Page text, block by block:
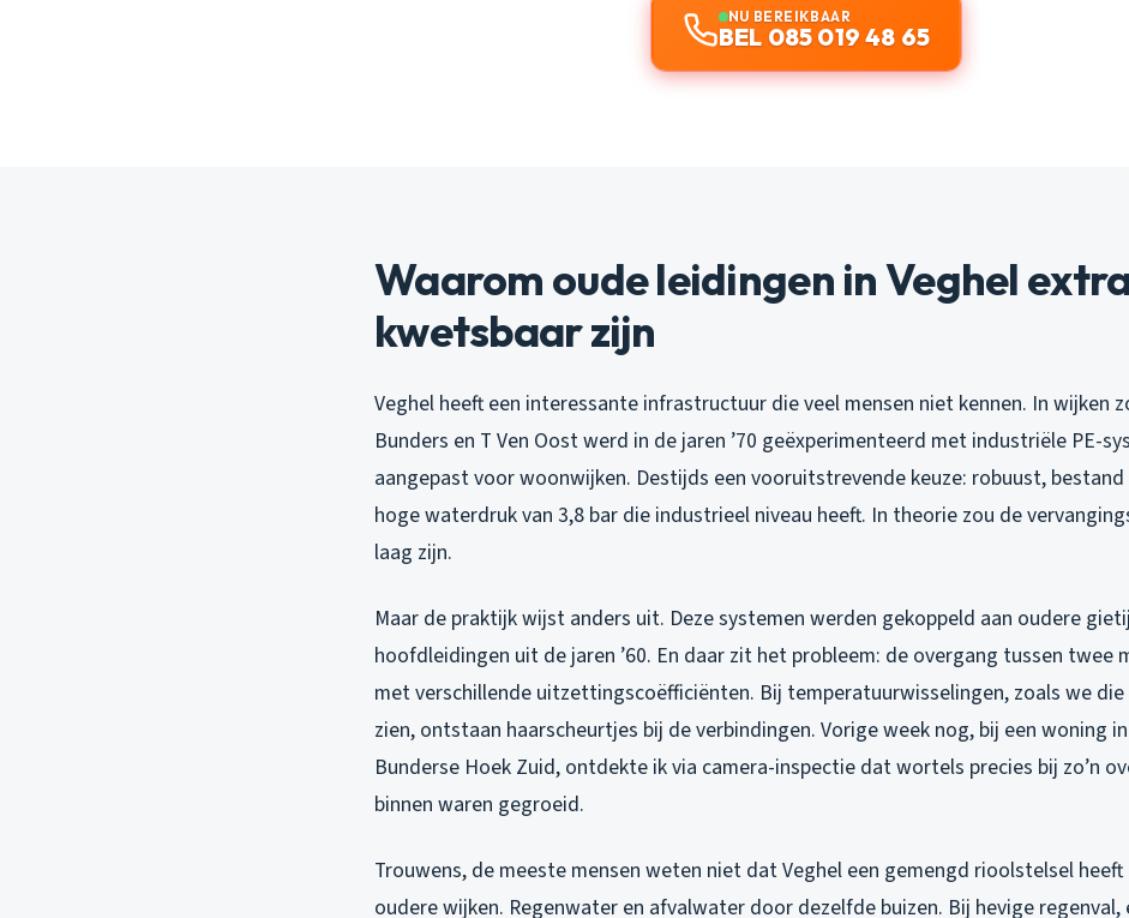
NU BEREIKBAAR
BEL 085 019 48 65
Waarom oude leidingen in Veghel
kwetsbaar zijn
Veghel heeft een interessante infrastructuur die veel mensen niet kennen. In wijken
Bunders en T Ven Oost werd in de jaren ’70 geëxperimenteerd met industriële PE-
aangepast voor woonwijken. Destijds een vooruitstrevende keuze: robuust,
hoge waterdruk van 3,8 bar die industrieel niveau heeft. In theorie zou de
laag zijn.
Maar de praktijk wijst anders uit. Deze systemen werden gekoppeld aan oudere
hoofdleidingen uit de jaren ’60. En daar zit het probleem: de overgang tussen twee
met verschillende uitzettingscoëfficiënten. Bij temperatuurwisselingen, zoals we
zien, ontstaan haarscheurtjes bij de verbindingen. Vorige week nog, bij een woning
Bunderse Hoek Zuid, ontdekte ik via camera-inspectie dat wortels precies bij zo’n
binnen waren gegroeid.
Trouwens, de meeste mensen weten niet dat Veghel een gemengd rioolstelsel heeft
oudere wijken. Regenwater en afvalwater door dezelfde buizen. Bij hevige regenval,